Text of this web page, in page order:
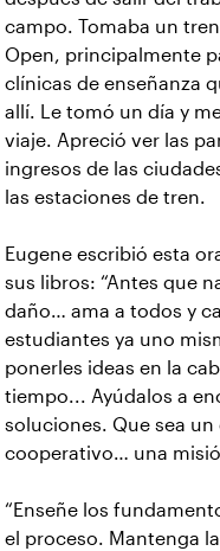
campo. Tomaba un
Open, principalmente
clínicas de enseñanza
allí. Le tomó un día y
viaje. Apreció ver las
ingresos de las
las estaciones de tren.
Eugene escribió esta
sus libros: “Antes que
daño… ama a todos y
estudiantes ya uno
ponerles ideas en la
tiempo... Ayúdalos a
soluciones. Que sea un
cooperativo… una
“Enseñe los
el proceso. Mantenga